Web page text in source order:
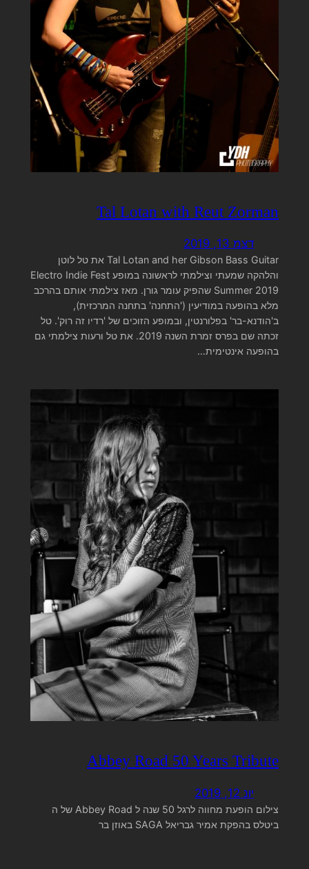
Tal Lotan with Reut Zorman
דצמ 13, 2019
Tal Lotan and her Gibson Bass Guitar את טל לוטן
והלהקה שמעתי וצילמתי לראשונה במופע Electro Indie Fest
Summer 2019 שהפיק עומר גורן. מאז צילמתי אותם בהרכב
מלא בהופעה במודיעין ('התחנה' בתחנה המרכזית),
ב'הודנא-בר' בפלורנטין, ובמופע הזוכים של 'רדיו זה רוק'. טל
זכתה שם בפרס זמרת השנה 2019. את טל ורעות צילמתי גם
בהופעה אינטימית…
Abbey Road 50 Years Tribute
יונ 12, 2019
צילום הופעת מחווה לרגל 50 שנה ל Abbey Road של ה
ביטלס בהפקת אמיר גבריאל SAGA באוזן בר